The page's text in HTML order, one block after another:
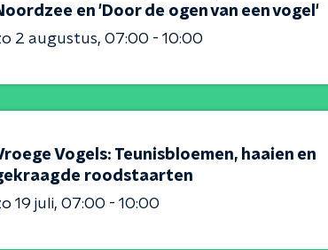
en 'Door de ogen van een vogel'
2 augustus 07:00 - 10:00
Vogels: Teunisbloemen, haaien en
roodstaarten
19 juli 07:00 - 10:00